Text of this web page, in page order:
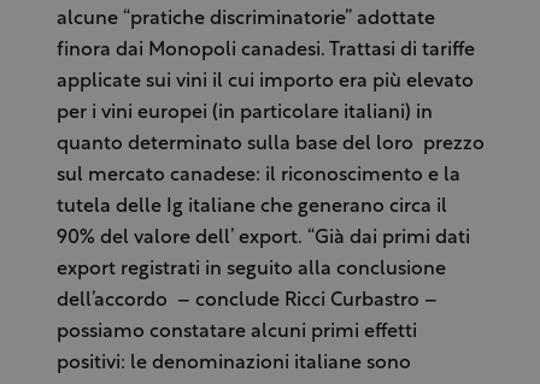
alcune “pratiche discriminatorie” adottate
finora dai Monopoli canadesi. Trattasi di tariffe
applicate sui vini il cui importo era più elevato
per i vini europei (in particolare italiani) in
quanto determinato sulla base del loro prezzo
sul mercato canadese: il riconoscimento e la
tutela delle Ig italiane che generano circa il
90% del valore dell’ export. “Già dai primi dati
export registrati in seguito alla conclusione
dell’accordo – conclude Ricci Curbastro –
possiamo constatare alcuni primi effetti
positivi: le denominazioni italiane sono